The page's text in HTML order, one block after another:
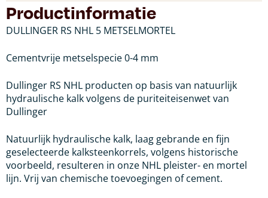
Productinformatie
DULLINGER RS NHL 5 METSELMORTEL
Cementvrije metselspecie 0-4 mm
Dullinger RS NHL producten op basis van natuurlijk
hydraulische kalk volgens de puriteiteisenwet van
Dullinger
Natuurlijk hydraulische kalk, laag gebrande en fijn
geselecteerde kalksteenkorrels, volgens historische
voorbeeld, resulteren in onze NHL pleister- en mortel
lijn. Vrij van chemische toevoegingen of cement.